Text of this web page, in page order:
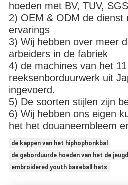
hoeden met BV, TUV,
2) OEM & ODM de dienst
ervarings
3) Wij hebben over meer
arbeiders in de fabriek
4) de machines van het
reeksenborduurwerk uit
ingevoerd.
5) De soorten stijlen zijn
6) Wij hebben ons eigen
het het douaneembleem
de kappen van het hiphophonkbal
de geborduurde hoeden van het de
embroidered youth baseball hats